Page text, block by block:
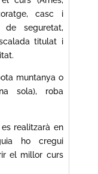
casc i
de seguretat,
titulat i
muntanya o
sola), roba
realitzarà en
ho cregui
el millor curs